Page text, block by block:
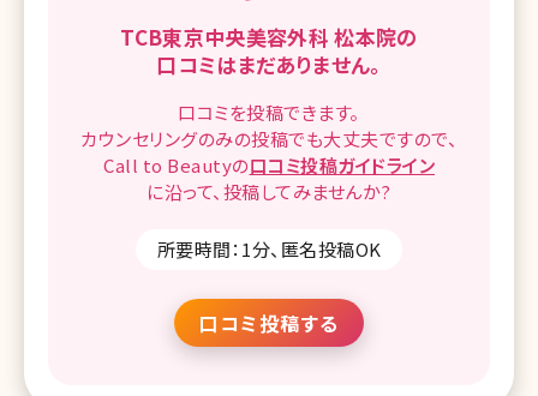
TCB東京中央美容外科 松本院の
口コミはまだありません。
口コミを投稿できます。
カウンセリングのみの投稿でも大丈夫ですので、
Call to Beautyの口コミ投稿ガイドライン
に沿って、 投稿してみませんか?
所要時間：1分、匿名投稿OK
口コミ投稿する